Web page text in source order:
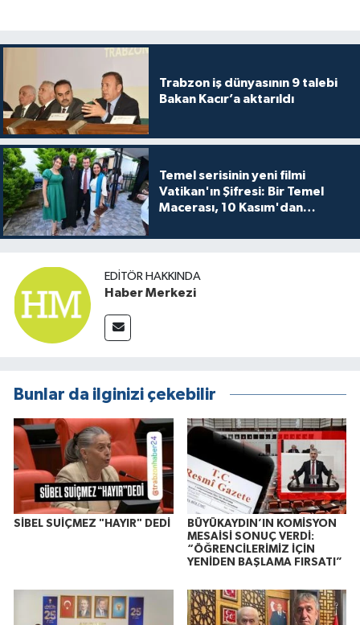
Trabzon iş dünyasının 9 talebi
Bakan Kacır’a aktarıldı
Temel serisinin yeni filmi
Vatikan'ın Şifresi: Bir Temel
Macerası, 10 Kasım'dan
buluşuyo
EDITÖR HAKKINDA
Haber Merkezi
Bunlar da ilginizi çekebilir
SİBEL SUİÇMEZ "HAYIR" DEDİ
BÜYÜKAYDIN’IN KOMİSYON
MESAİSİ SONUÇ VERDİ:
“ÖĞRENCİLERİMİZ İÇİN
YENİDEN BAŞLAMA FIRSATI”